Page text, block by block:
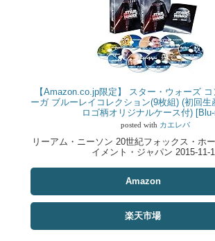
【Amazon.co.jp限定】 スター・ウォーズ
ーガ ブルーレイコレクション(9枚組) (初回生
ロゴ柄オリジナルケース付)
posted with カエレバ
リーアム・ニーソン 20世紀フォックス・ホ
イメント・ジャパン 2015-11-
Amazon
楽天市場